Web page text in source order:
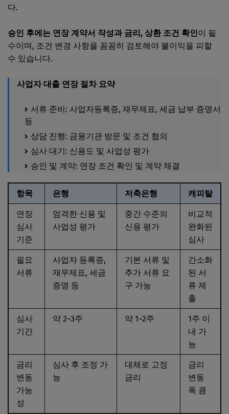
다.
승인 후에는 연장 계약서 작성과 금리, 상환 조건 확인이 필
수이며, 조건 변경 사항을 꼼꼼히 검토해야 불이익을 피할
수 있습니다.
사업자 대출 연장 절차 요약
서류 준비: 사업자등록증, 재무제표, 세금 납부 증명서
등
상담 진행: 금융기관 방문 및 조건 협의
심사 대기: 신용도 및 사업성 평가
승인 및 계약: 연장 조건 확인 및 계약 체결
항목 은행 저축은행 캐피탈
연장
심사
기준
엄격한 신용 및
사업성 평가
중간 수준의
신용 평가
비교적
완화된
심사
필요
서류
사업자 등록증,
재무제표, 세금
증명 등
기본 서류 및
추가 서류 요
구 가능
간소화
된 서
류 제
출
심사
기간
약 2~3주 약 1~2주
1주 이
내 가
능
금리
변동
가능
성
심사 후 조정 가
능
대체로 고정
금리
금리
변동
폭 큼